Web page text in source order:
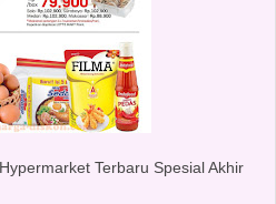
Terbaru Spesial Akhir